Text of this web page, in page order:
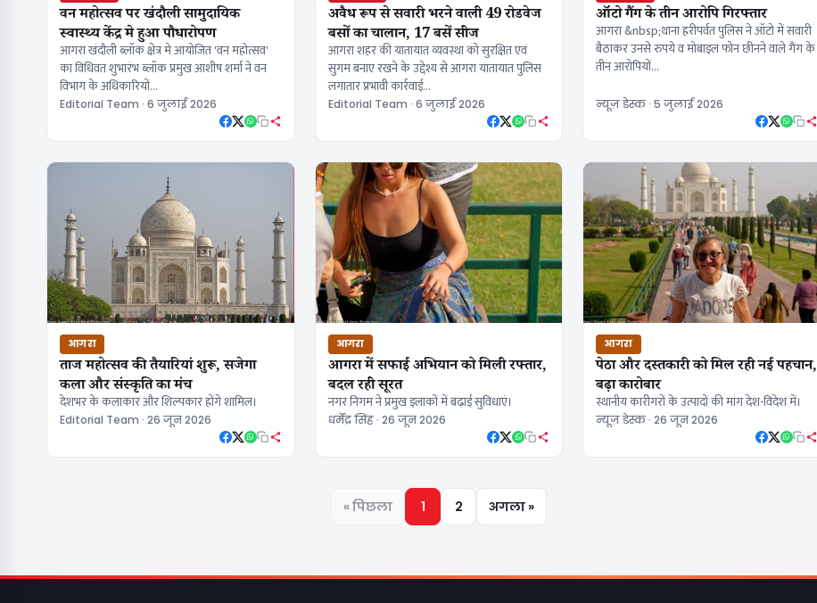
वन महोत्सव पर खंदौली सामुदायिक
स्वास्थ्य केंद्र मे हुआ पौधारोपण
आगरा खंदौली ब्लॉक क्षेत्र मे आयोजित 'वन महोत्सव'
का विधिवत शुभारंभ ब्लॉक प्रमुख आशीष शर्मा ने वन
विभाग के अधिकारियों…
Editorial Team · 6 जुलाई 2026
अवैध रूप से सवारी भरने वाली 49 रोडवेज
बसों का चालान, 17 बसें सीज
आगरा शहर की यातायात व्यवस्था को सुरक्षित एवं
सुगम बनाए रखने के उद्देश्य से आगरा यातायात पुलिस
लगातार प्रभावी कार्रवाई…
Editorial Team · 6 जुलाई 2026
ऑटो गैंग के तीन आरोपि गिरफ्तार
आगरा &nbsp;थाना हरीपर्वत पुलिस ने ऑटो में सवारी
बैठाकर उनसे रुपये व मोबाइल फोन छीनने वाले गैंग के
तीन आरोपियों…
न्यूज़ डेस्क · 5 जुलाई 2026
आगरा
ताज महोत्सव की तैयारियां शुरू, सजेगा
कला और संस्कृति का मंच
देशभर के कलाकार और शिल्पकार होंगे शामिल।
Editorial Team · 26 जून 2026
आगरा
आगरा में सफाई अभियान को मिली रफ्तार,
बदल रही सूरत
नगर निगम ने प्रमुख इलाकों में बढ़ाई सुविधाएं।
धर्मेंद्र सिंह · 26 जून 2026
आगरा
पेठा और दस्तकारी को मिल रही नई पहचान,
बढ़ा कारोबार
स्थानीय कारीगरों के उत्पादों की मांग देश-विदेश में।
न्यूज़ डेस्क · 26 जून 2026
« पिछला 1 2 अगला »